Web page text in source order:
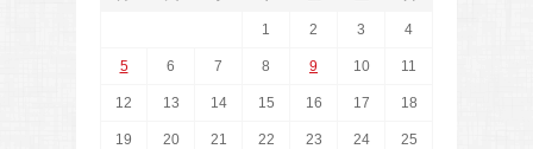
1 2 3 4
5 6 7 8 9 10 11
12 13 14 15 16 17 18
19 20 21 22 23 24 25